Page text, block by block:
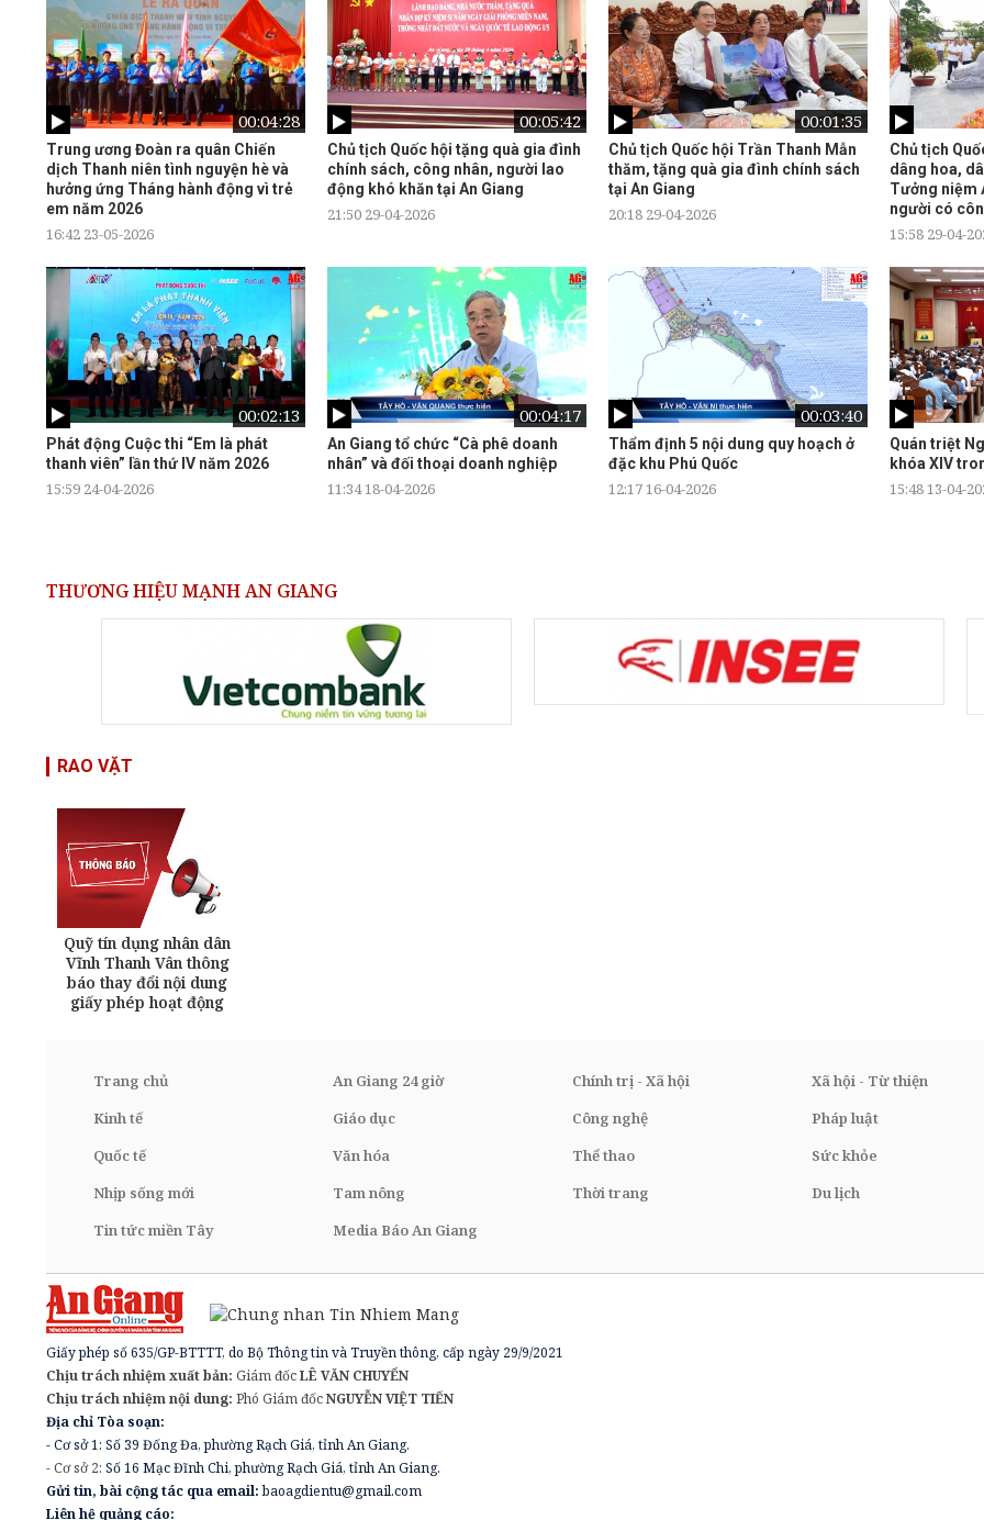
00:04:28
Trung ương Đoàn ra quân Chiến
dịch Thanh niên tình nguyện hè và
hưởng ứng Tháng hành động vì trẻ
em năm 2026
16:42 23-05-2026
00:05:42
Chủ tịch Quốc hội tặng quà gia đình
chính sách, công nhân, người lao
động khó khăn tại An Giang
21:50 29-04-2026
00:01:35
Chủ tịch Quốc hội Trần Thanh Mẫn
thăm, tặng quà gia đình chính sách
tại An Giang
20:18 29-04-2026
Chủ tịch
dâng hoa,
Tưởng niệm
người có
15:58 29-04-
00:02:13
Phát động Cuộc thi “Em là phát
thanh viên” lần thứ IV năm 2026
15:59 24-04-2026
00:04:17
An Giang tổ chức “Cà phê doanh
nhân” và đối thoại doanh nghiệp
11:34 18-04-2026
00:03:40
Thẩm định 5 nội dung quy hoạch ở
đặc khu Phú Quốc
12:17 16-04-2026
Quán triệt
khóa XIV
15:48 13-04-
THƯƠNG HIỆU MẠNH AN GIANG
RAO VẶT
Quỹ tín dụng nhân dân
Vĩnh Thanh Vân thông
báo thay đổi nội dung
giấy phép hoạt động
Trang chủ An Giang 24 giờ Chính trị - Xã hội
Xã hội - Từ thiện
Kinh tế
Giáo dục Công nghệ
Pháp luật
Quốc tế
Văn hóa Thể thao
Sức khỏe
Nhịp sống mới
Tam nông Thời trang
Du lịch
Tin tức miền Tây
Media Báo An Giang
Giấy phép số 635/GP-BTTTT, do Bộ Thông tin và Truyền thông, cấp ngày 29/9/2021
Chịu trách nhiệm xuất bản: Giám đốcLÊ VĂN CHUYỂN
Chịu trách nhiệm nội dung: Phó Giám đốcNGUYỄN VIỆT TIẾN
Địa chỉ Tòa soạn:
- Cơ sở 1: Số 39 Đống Đa, phường Rạch Giá, tỉnh An Giang.
- Cơ sở 2: Số 16 Mạc Đĩnh Chi, phường Rạch Giá, tỉnh An Giang.
Gửi tin, bài cộng tác qua email:baoagdientu@gmail.com
Liên hệ quảng cáo: